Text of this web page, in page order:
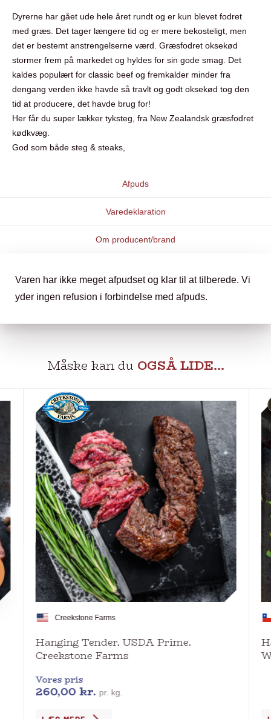
Dyrerne har gået ude hele året rundt og er kun blevet fodret
med græs. Det tager længere tid og er mere bekosteligt, men
det er bestemt anstrengelserne værd. Græsfodret oksekød
stormer frem på markedet og hyldes for sin gode smag. Det
kaldes populært for classic beef og fremkalder minder fra
dengang verden ikke havde så travlt og godt oksekød tog den
tid at producere, det havde brug for!
Her får du super lækker tyksteg, fra New Zealandsk græsfodret
kødkvæg.
God som både steg & steaks,
Afpuds
Varedeklaration
Om producent/brand
Varen har ikke meget afpudset og klar til at tilberede. Vi
yder ingen refusion i forbindelse med afpuds.
Måske kan du OGSÅ LIDE…
Creekstone Farms
Hanging Tender. USDA Prime.
Creekstone Farms
Vores pris
260,00kr. pr. kg.